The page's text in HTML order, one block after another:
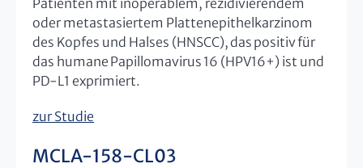
oder metastasiertem Plattenepithelkarzinom
des Kopfes und Halses (HNSCC), das positiv für
das humane Papillomavirus 16 (HPV16+) ist und
PD-L1 exprimiert.
zur Studie
MCLA-158-CL03